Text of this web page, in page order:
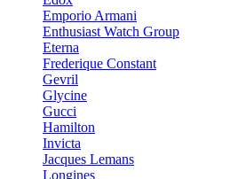
Emporio Armani
Enthusiast Watch Group
Eterna
Frederique Constant
Gevril
Glycine
Gucci
Hamilton
Invicta
Jacques Lemans
Longines